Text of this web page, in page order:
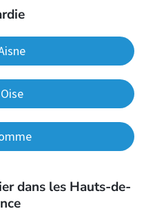
dans les Hauts-de-